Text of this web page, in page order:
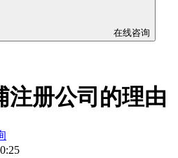
在线咨询
注册公司的理由